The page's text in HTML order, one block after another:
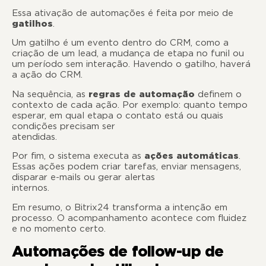
Essa ativação de automações é feita por meio de
gatilhos.
Um gatilho é um evento dentro do CRM, como a
criação de um lead, a mudança de etapa no funil ou
um período sem interação. Havendo o gatilho, haverá
a ação do CRM.
Na sequência, as regras de automação definem o
contexto de cada ação. Por exemplo: quanto tempo
esperar, em qual etapa o contato está ou quais
condições precisam ser
Por fim, o sistema executa as ações automáticas.
Essas ações podem criar tarefas, enviar mensagens,
disparar e-mails ou gerar alertas
Em resumo, o Bitrix24 transforma a intenção em
processo. O acompanhamento acontece com fluidez
e no momento certo.
Automações de follow-up de